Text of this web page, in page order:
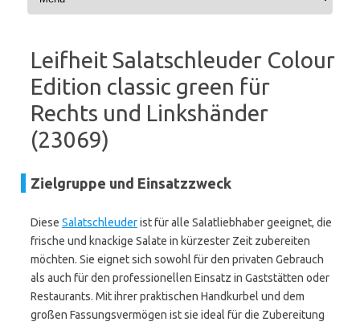
Leifheit Salatschleuder Colour
Edition classic green für
Rechts und Linkshänder
(23069)
Zielgruppe und Einsatzzweck
Diese Salatschleuderist für alle Salatliebhaber geeignet, die
frische und knackige Salate in kürzester Zeit zubereiten
möchten. Sie eignet sich sowohl für den privaten Gebrauch
als auch für den professionellen Einsatz in Gaststätten oder
Restaurants. Mit ihrer praktischen Handkurbel und dem
großen Fassungsvermögen ist sie ideal für die Zubereitung